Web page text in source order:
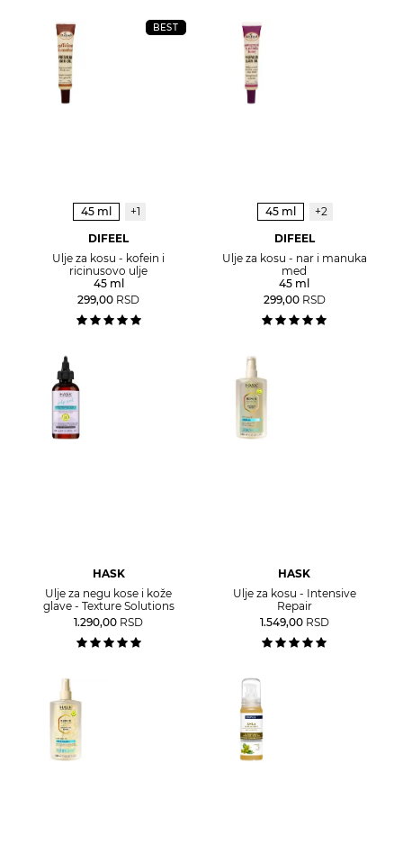
BEST
45 ml
+1
DIFEEL
Ulje za kosu - kofein i
ricinusovo ulje
45 ml
299,00 RSD
45 ml
+2
DIFEEL
Ulje za kosu - nar i manuka
med
45 ml
299,00 RSD
HASK
Ulje za negu kose i kože
glave - Texture Solutions
1.290,00 RSD
HASK
Ulje za kosu - Intensive
Repair
1.549,00 RSD